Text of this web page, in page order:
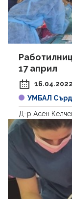
17 април
УМБАЛ
Д-р Асен